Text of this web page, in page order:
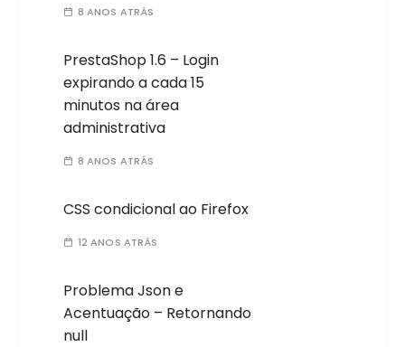
8 ANOS ATRÁS
PrestaShop 1.6 – Login
expirando a cada 15
minutos na área
administrativa
8 ANOS ATRÁS
CSS condicional ao Firefox
12 ANOS ATRÁS
Problema Json e
Acentuação – Retornando
null